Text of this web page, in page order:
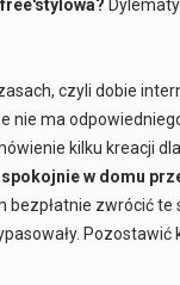
czyli dobie
nie ma
kilku kreacji dla
w domu
bezpłatnie zwrócić te
Pozostawić